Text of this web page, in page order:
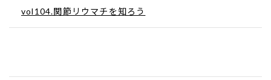
vol104.関節リウマチを知ろう